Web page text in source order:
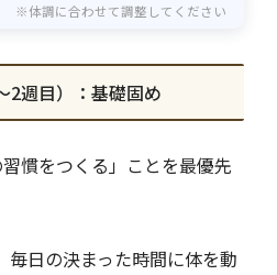
※体調に合わせて調整してください
2週目）：基礎固め
慣をつくる」ことを最優先
毎日の決まった時間に体を動